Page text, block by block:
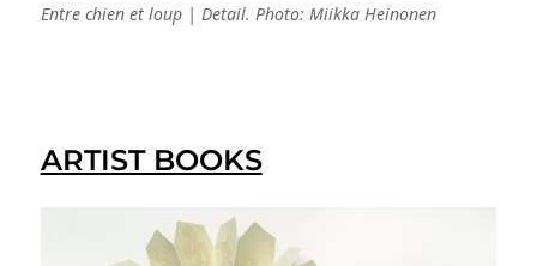
Entre chien et loup | Detail. Photo: Miikka Heinonen
ARTIST BOOKS